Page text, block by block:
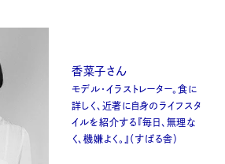
香菜子さん
モデル・イラストレーター。食に
詳しく、近著に自身のライフスタ
イルを紹介する『毎日、無理な
く、機嫌よく。』（すばる舎）